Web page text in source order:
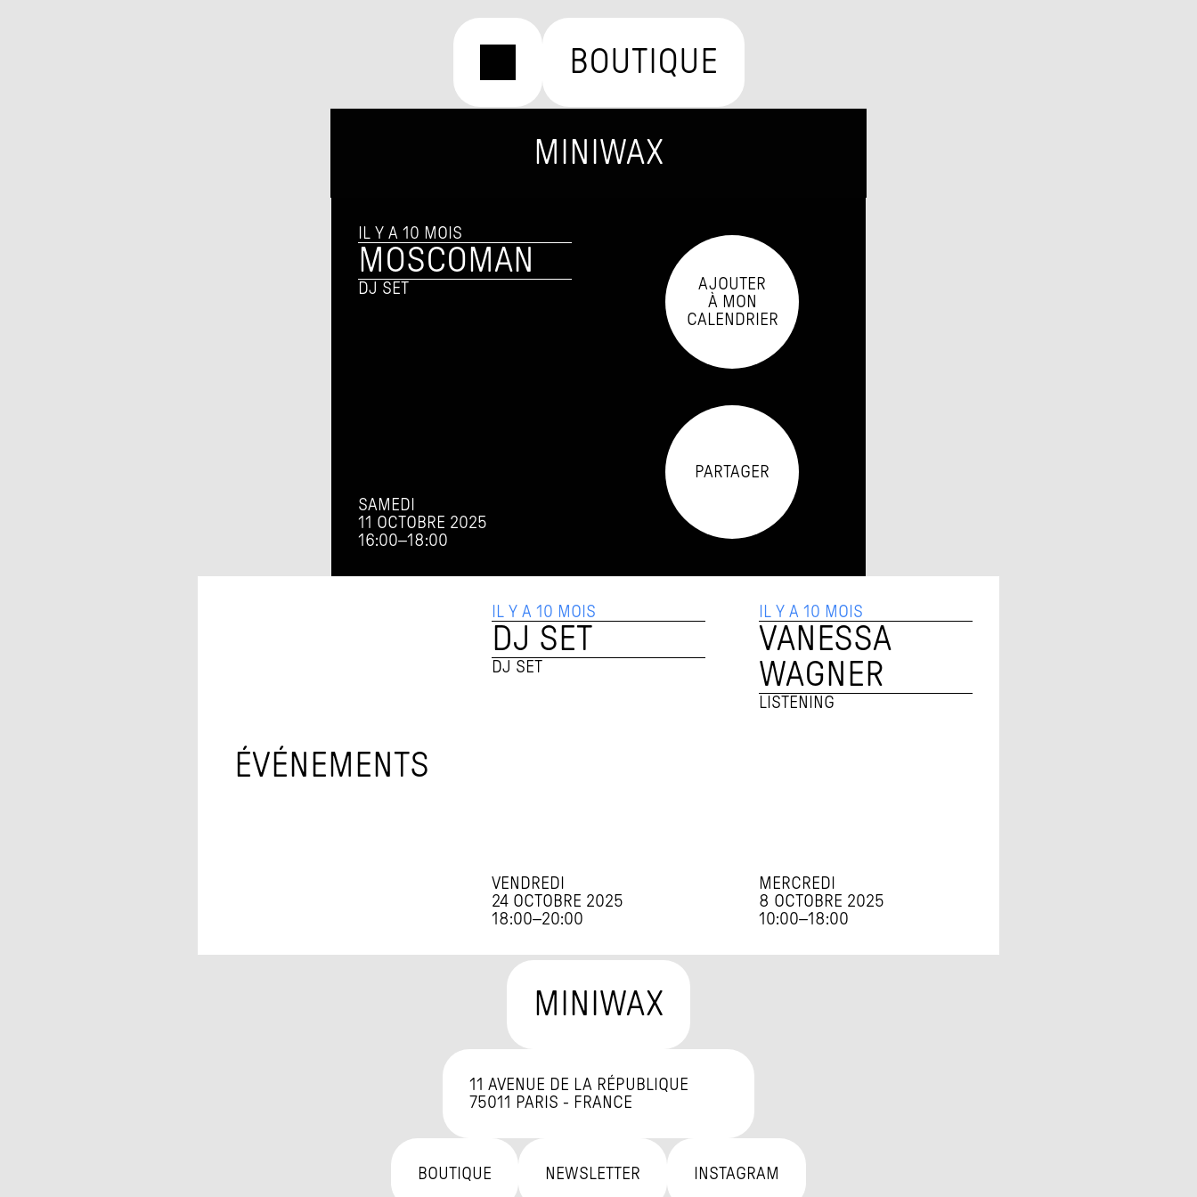
BOUTIQUE
MINIWAX
IL Y A 10 MOIS
MOSCOMAN
DJ SET
SAMEDI
11 OCTOBRE 2025
16:00–18:00
AJOUTER
À MON
CALENDRIER
PARTAGER
ÉVÉNEMENTS
IL Y A 10 MOIS
DJ SET
DJ SET
VENDREDI
24 OCTOBRE 2025
18:00–20:00
IL Y A 10 MOIS
VANESSA
WAGNER
LISTENING
MERCREDI
8 OCTOBRE 2025
10:00–18:00
MINIWAX
11 AVENUE DE LA RÉPUBLIQUE
75011 PARIS - FRANCE
BOUTIQUE NEWSLETTER INSTAGRAM